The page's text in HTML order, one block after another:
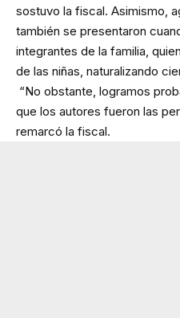
sostuvo la fiscal. Asimismo,
también se presentaron
integrantes de la familia,
de las niñas, naturalizando
“No obstante, logramos
que los autores fueron las
remarcó la fiscal.